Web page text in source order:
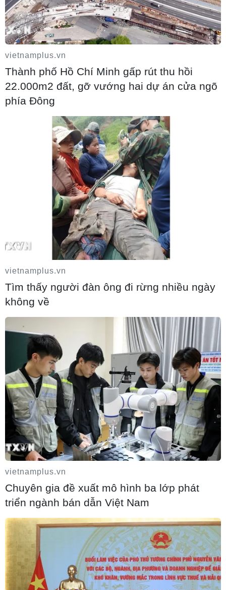
06/08/2026 03:45
Mỹ dỡ bỏ lệnh trừng phạt đối với hãng
hàng không Iraq
06/08/2026 03:34
vận tải thương mại qua eo biển Hormuz
05/08/2026 22:43
Houthi bị nghi đứng sau vụ tấn công đánh
chìm tàu hàng Ấn Độ trên Biển Đỏ
05/08/2026 15:29
vietnamplus.vn
Thành phố Hồ Chí Minh gấp rút thu hồi
22.000m2 đất, gỡ vướng hai dự án cửa ngõ
phía Đông
vietnamplus.vn
Tìm thấy người đàn ông đi rừng nhiều ngày
không về
vietnamplus.vn
Chuyên gia đề xuất mô hình ba lớp phát
triển ngành bán dẫn Việt Nam